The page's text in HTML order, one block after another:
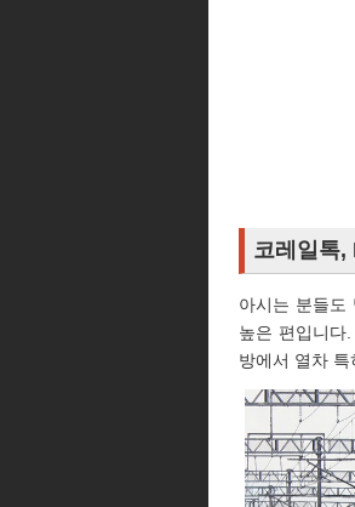
코레일톡,
아시는 분들도
높은 편입니다
방에서 열차